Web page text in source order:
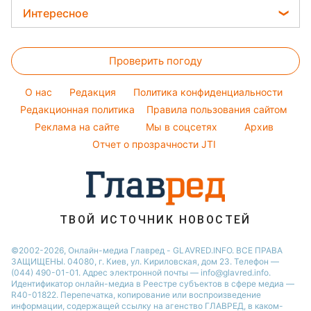
Новости Житомира
Погода на завтра
Филипп Киркоров
Елена Зеленская
Кейт Миддлтон
Алла Пугачева
Максим Галкин
Виталий Козловский
Женские стрижки
Окрашивание волос
Красивый маникюр
Модные ошибки
Новости моды
Советы от Андре Тана
Интересное
Тесты по картинке
Оптические иллюзии
Народные приметы
Все о шоу-бизнесе
Проверить погоду
O нас Редакция
Политика конфиденциальности
Редакционная политика
Правила пользования сайтом
Реклама на сайте
Мы в соцсетях
Архив
Отчет о прозрачности JTI
ТВОЙ ИСТОЧНИК НОВОСТЕЙ
©2002-2026, Онлайн-медиа Главред - GLAVRED.INFO. ВСЕ ПРАВА
ЗАЩИЩЕНЫ. 04080, г. Киев, ул. Кириловская, дом 23. Телефон —
(044) 490-01-01. Адрес электронной почты — info@glavred.info.
Идентификатор онлайн-медиа в Реестре cубъектов в сфере медиа —
R40-01822. Перепечатка, копирование или воспроизведение
информации, содержащей ссылку на агенство ГЛАВРЕД, в каком-